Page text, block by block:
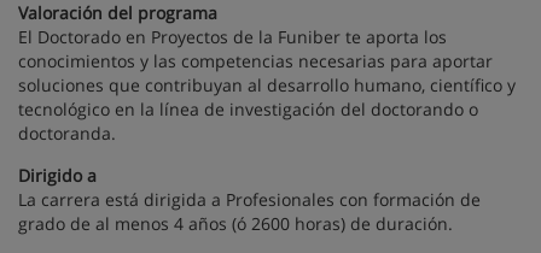
Valoración del programa
El Doctorado en Proyectos de la Funiber te aporta los
conocimientos y las competencias necesarias para aportar
soluciones que contribuyan al desarrollo humano, científico y
tecnológico en la línea de investigación del doctorando o
doctoranda.
Dirigido a
La carrera está dirigida a Profesionales con formación de
grado de al menos 4 años (ó 2600 horas) de duración.